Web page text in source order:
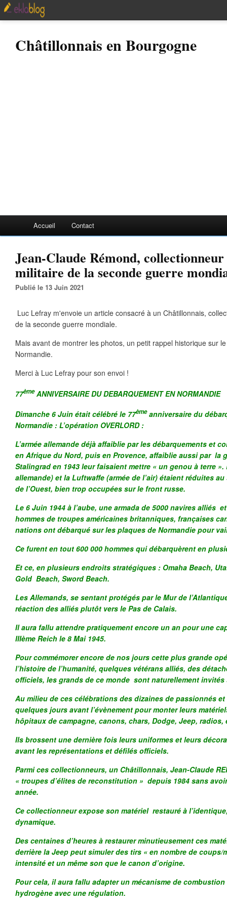
Châtillonnais en Bourgogne
Accueil Contact
Jean-Claude Rémond,
militaire de la seconde guerre
Publié le 13 Juin 2021
Luc Lefray m'envoie un article consacré à un Châtillonnais,
de la seconde guerre mondiale.
Mais avant de montrer les photos, un petit rappel historique sur
Normandie.
Merci à Luc Lefray pour son envoi !
77èmeANNIVERSAIRE DU DEBARQUEMENT EN NORMANDIE
Dimanche 6 Juin était célébré le 77èmeanniversaire du
Normandie : L’opération OVERLORD :
L’armée allemande déjà affaiblie par les débarquements et
en Afrique du Nord, puis en Provence, affaiblie aussi par la
Stalingrad en 1943 leur faisaient mettre « un genou à terre ».
allemande) et la Luftwaffe (armée de l’air) étaient réduites
de l’Ouest, bien trop occupées sur le front russe.
Le 6 Juin 1944 à l’aube, une armada de 5000 navires alliés
hommes de troupes américaines britanniques, françaises
nations ont débarqué sur les plaques de Normandie pour
Ce furent en tout 600 000 hommes qui débarquèrent en
Et ce, en plusieurs endroits stratégiques : Omaha Beach,
Gold Beach, Sword Beach.
Les Allemands, se sentant protégés par le Mur de
réaction des alliés plutôt vers le Pas de Calais.
Il aura fallu attendre pratiquement encore un an pour une
IIIème Reich le 8 Mai 1945.
Pour commémorer encore de nos jours cette plus grande
l’histoire de l’humanité, quelques vétérans alliés, des
officiels, les grands de ce monde sont naturellement
Au milieu de ces célébrations des dizaines de passionnés
quelques jours avant l’évènement pour monter leurs
hôpitaux de campagne, canons, chars, Dodge, Jeep, radios,
Ils brossent une dernière fois leurs uniformes et leurs
avant les représentations et défilés officiels.
Parmi ces collectionneurs, un Châtillonnais, Jean-Claude
« troupes d’élites de reconstitution » depuis 1984 sans
année.
Ce collectionneur expose son matériel restauré à
dynamique.
Des centaines d’heures à restaurer minutieusement ces
derrière la Jeep peut simuler des tirs « en nombre de coups/
intensité et un même son que le canon d’origine.
Pour cela, il aura fallu adapter un mécanisme de
hydrogène avec une régulation.